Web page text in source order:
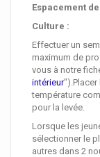
Espacement
Culture :
Effectuer un
maximum de
vous à notre
intérieur").Placer
température
pour la levée.
Lorsque les
sélectionner le
autres dans 2